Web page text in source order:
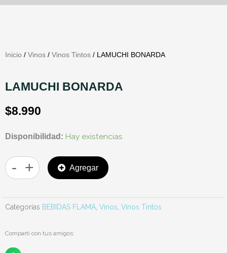
Inicio / Vinos / Vinos Tintos / LAMUCHI BONARDA
LAMUCHI BONARDA
$8.990
Disponibilidad: Hay existencias
-
LAMUCHI
cantidad
+ Agregar
Categorías BEBIDAS FLAMA, Vinos, Vinos Tintos
Compartí con tus amigos: